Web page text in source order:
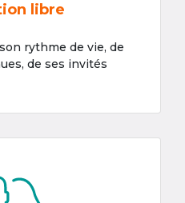
libre
rythme de vie, de
de ses invités